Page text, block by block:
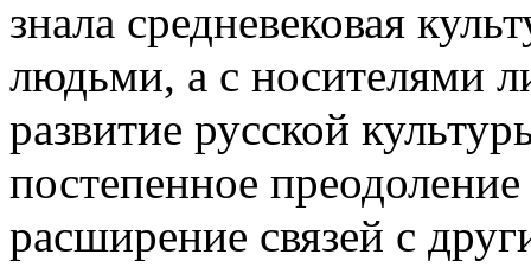
знала средневековая
людьми, а с носителями
развитие русской
постепенное
расширение связей с